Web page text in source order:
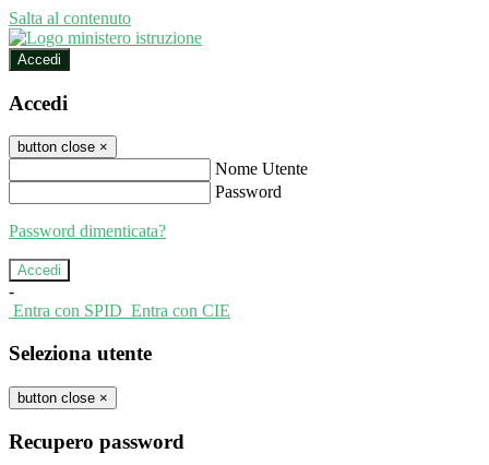
Salta al contenuto
Accedi
Accedi
button close ×
Nome Utente
Password
Password dimenticata?
-
Entra con SPID Entra con CIE
Seleziona utente
button close ×
Recupero password